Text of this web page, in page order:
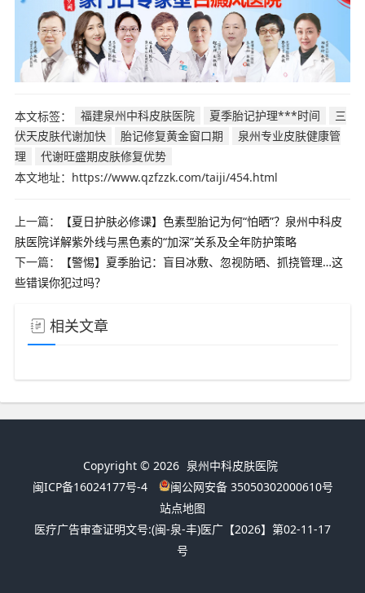
本文标签： 福建泉州中科皮肤医院 夏季胎记护理***时间
三
伏天皮肤代谢加快
胎记修复黄金窗口期
泉州专业皮肤健康管
理
代谢旺盛期皮肤修复优势
本文地址：https://www.qzfzzk.com/taiji/454.html
上一篇：
【夏日护肤必修课】色素型胎记为何“怕晒”？泉州中科皮
肤医院详解紫外线与黑色素的“加深”关系及全年防护策略
下一篇：
【警惕】夏季胎记：盲目冰敷、忽视防晒、抓挠管理…这
些错误你犯过吗？
相关文章
Copyright © 2026 泉州中科皮肤医院
闽ICP备16024177号-4
闽公网安备 35050302000610号
站点地图
医疗广告审查证明文号:(闽-泉-丰)医广【2026】第02-11-17
号